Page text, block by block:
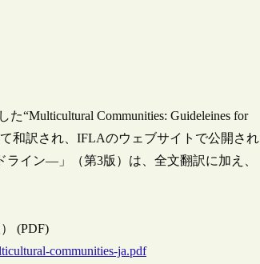
“Multicultural Communities: Guideleines for
和訳され、IFLAのウェブサイトで公開され
イン―」（第3版）は、全文翻訳に加え、
(PDF)
communities-ja.pdf